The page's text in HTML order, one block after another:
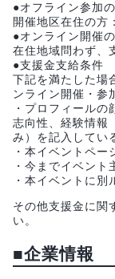
●オフライン参加
開催地区在住の方
●オンライン開催
在住地域問わず、
●支援金支給条件
下記を満たした場
ンライン開催・参
・プロフィールの
志向性、経験情報
み）を記入してい
・本イベントペ
・今までイベン
・本イベントに
その他支援金に関
い。
■企業情報